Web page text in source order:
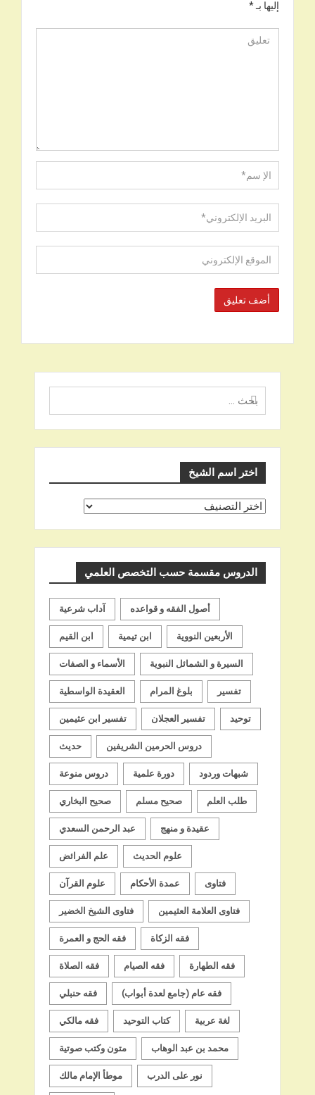
إليها بـ*
البحث
عن
اختر اسم الشيخ
اختر
الدروس مقسمة حسب التخصص العلمي
آداب شرعية أصول الفقه و قواعده
ابن القيم ابن تيمية الأربعين النووية
الأسماء و الصفات السيرة و الشمائل النبوية
العقيدة الواسطية بلوغ المرام تفسير
تفسير ابن عثيمين تفسير العجلان توحيد
حديث دروس الحرمين الشريفين
دروس منوعة دورة علمية شبهات وردود
صحيح البخاري صحيح مسلم طلب العلم
عبد الرحمن السعدي عقيدة و منهج
علم الفرائض علوم الحديث
علوم القرآن عمدة الأحكام فتاوى
فتاوى الشيخ الخضير فتاوى العلامة العثيمين
فقه الحج و العمرة فقه الزكاة
فقه الصلاة فقه الصيام فقه الطهارة
فقه حنبلي فقه عام (جامع لعدة أبواب)
فقه مالكي كتاب التوحيد لغة عربية
متون وكتب صوتية محمد بن عبد الوهاب
موطأ الإمام مالك نور على الدرب